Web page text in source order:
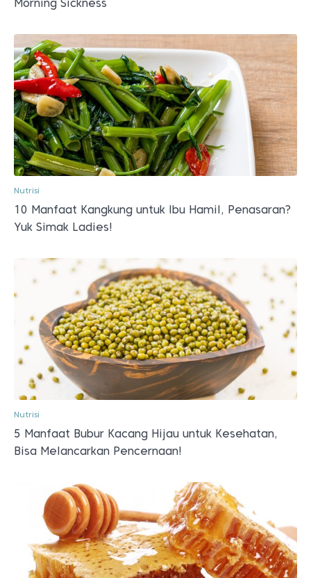
Morning Sickness
Nutrisi
10 Manfaat Kangkung untuk Ibu Hamil, Penasaran?
Yuk Simak Ladies!
Nutrisi
5 Manfaat Bubur Kacang Hijau untuk Kesehatan,
Bisa Melancarkan Pencernaan!